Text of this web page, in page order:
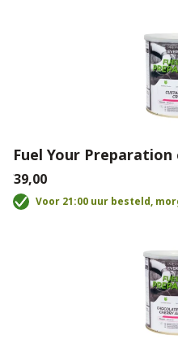
Fuel Your
€39,00
Voor 21:00 uur besteld,